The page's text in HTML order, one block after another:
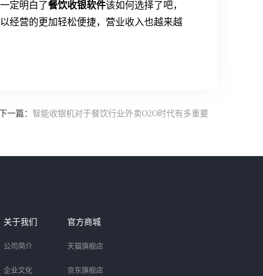
定明白了餐饮收银软件该如何选择了吧，
经营的更加轻松便捷，营业收入也越来越
下一篇： 智能收银机对于餐饮行业外卖O2O时代有多重要
关于我们
公司简介
企业文化
官方商城
天猫旗舰店
京东旗舰店